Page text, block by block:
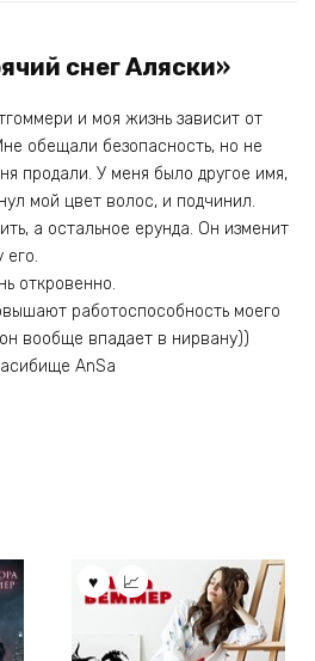
снег Аляски»
и моя жизнь зависит от
обещали безопасность, но не
продали. У меня было другое имя,
мой цвет волос, и подчинил.
а остальное ерунда. Он изменит
его.
откровенно.
работоспособность моего
вообще впадает в нирвану))
AnSа